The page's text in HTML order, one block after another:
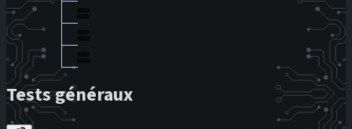
Tests généraux